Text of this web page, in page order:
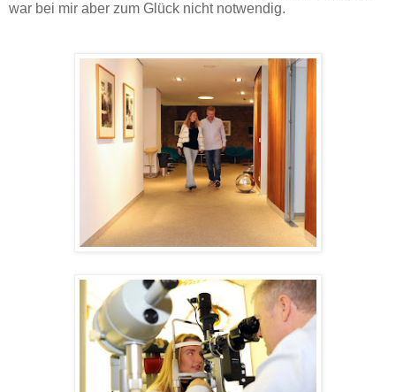
war bei mir aber zum Glück nicht notwendig.